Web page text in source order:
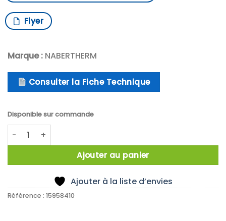
Flyer
Marque : NABERTHERM
Consulter la Fiche Technique
Disponible sur commande
quantité de Four tubulaire vertical de type fendu série
Ajouter au panier
Ajouter à la liste d’envies
Référence : 15958410